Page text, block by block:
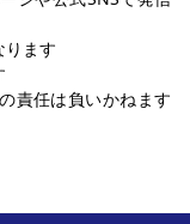
ます
責任は負いかねます